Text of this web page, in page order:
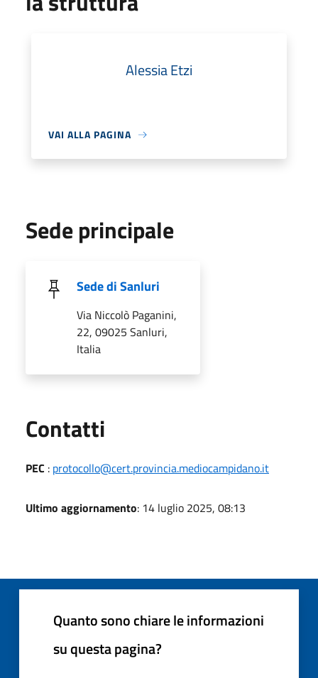
Alessia Etzi
VAI ALLA PAGINA
Sede principale
Sede di Sanluri
Via Niccolò Paganini,
22, 09025 Sanluri,
Italia
Contatti
PEC : protocollo@cert.provincia.mediocampidano.it
Ultimo aggiornamento: 14 luglio 2025, 08:13
Quanto sono chiare le informazioni
su questa pagina?